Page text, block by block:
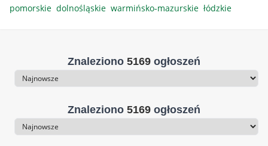
pomorskie dolnośląskie warmińsko-mazurskie łódzkie
Znaleziono 5169 ogłoszeń
Sortowanie
Znaleziono 5169 ogłoszeń
Sortowanie